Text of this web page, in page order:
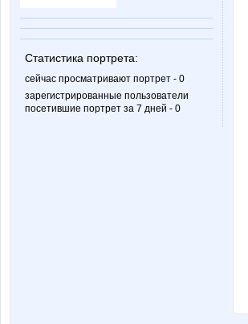
Статистика портрета:
сейчас просматривают портрет - 0
зарегистрированные пользователи
посетившие портрет за 7 дней - 0